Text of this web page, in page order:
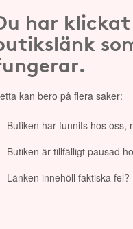
har
kan bero på flera saker:
Butiken har funnits hos oss,
Butiken är tillfälligt pausad
Länken innehöll faktiska fel?